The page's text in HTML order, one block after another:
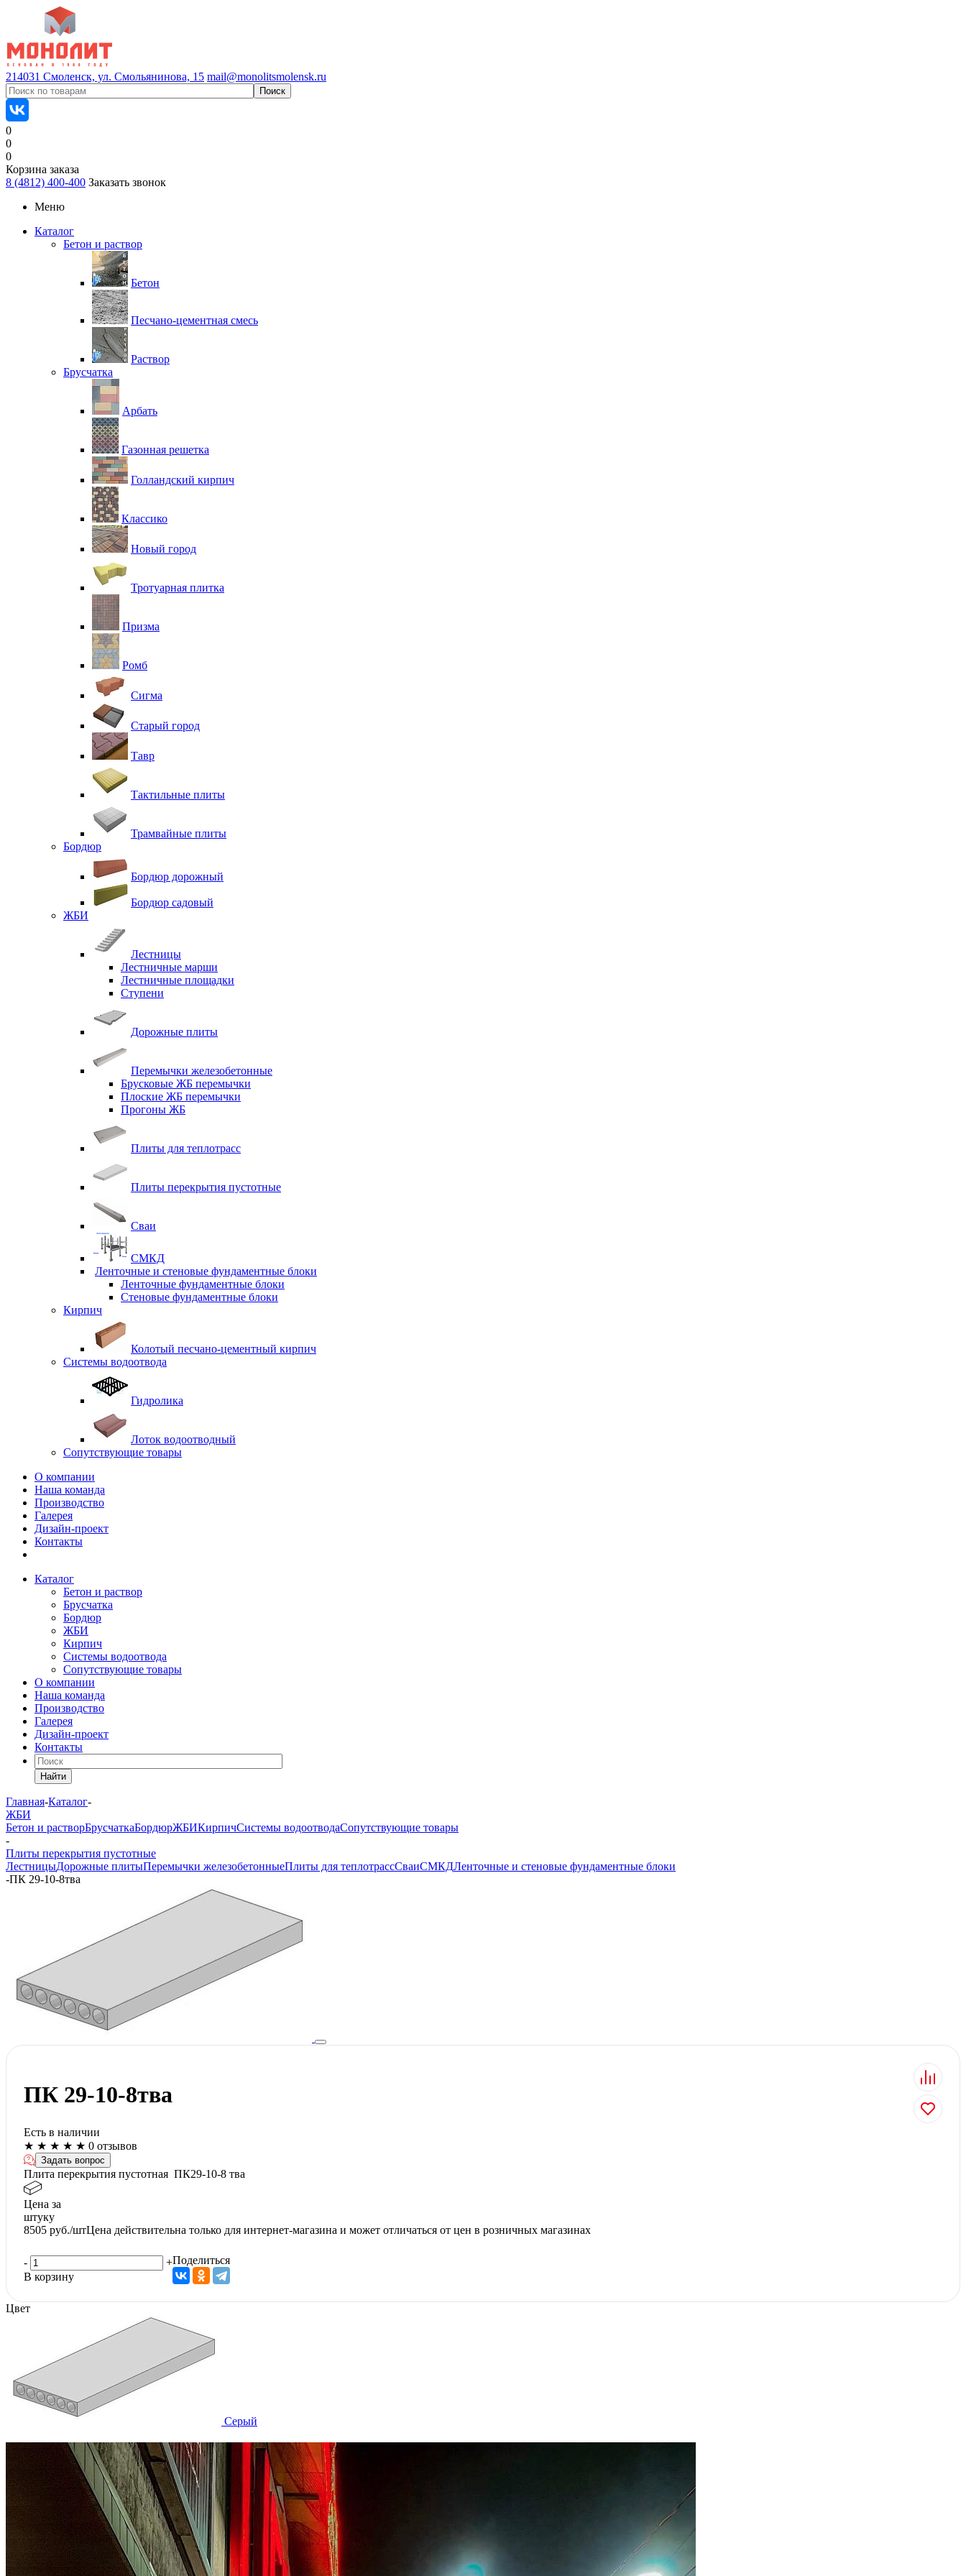
214031 Смоленск, ул. Смольянинова, 15 mail@monolitsmolensk.ru
0
0
0
Корзина заказа
8 (4812) 400-400 Заказать звонок
Меню
Каталог
Бетон и раствор
Бетон
Песчано-цементная смесь
Раствор
Брусчатка
Арбать
Газонная решетка
Голландский кирпич
Классико
Новый город
Тротуарная плитка
Призма
Ромб
Сигма
Старый город
Тавр
Тактильные плиты
Трамвайные плиты
Бордюр
Бордюр дорожный
Бордюр садовый
ЖБИ
Лестницы
Лестничные марши
Лестничные площадки
Ступени
Дорожные плиты
Перемычки железобетонные
Брусковые ЖБ перемычки
Плоские ЖБ перемычки
Прогоны ЖБ
Плиты для теплотрасс
Плиты перекрытия пустотные
Сваи
СМКД
Ленточные и стеновые фундаментные блоки
Ленточные фундаментные блоки
Стеновые фундаментные блоки
Кирпич
Колотый песчано-цементный кирпич
Системы водоотвода
Гидролика
Лоток водоотводный
Сопутствующие товары
О компании
Наша команда
Производство
Галерея
Дизайн-проект
Контакты
Каталог
Бетон и раствор
Брусчатка
Бордюр
ЖБИ
Кирпич
Системы водоотвода
Сопутствующие товары
О компании
Наша команда
Производство
Галерея
Дизайн-проект
Контакты
Найти
Главная-Каталог-
ЖБИ
Бетон и растворБрусчаткаБордюрЖБИКирпичСистемы водоотводаСопутствующие товары
-
Плиты перекрытия пустотные
ЛестницыДорожные плитыПеремычки железобетонныеПлиты для теплотрассСваиСМКДЛенточные и стеновые фундаментные блоки
-ПК 29-10-8тва
ПК 29-10-8тва
Есть в наличии
★ ★ ★ ★ ★ 0 отзывов
Задать вопрос
Плита перекрытия пустотная ПК29-10-8 тва
Цена за
штуку
8505 руб./штЦена действительна только для интернет-магазина и может отличаться от цен в розничных магазинах
-
+
В корзину
Поделиться
Цвет
Серый